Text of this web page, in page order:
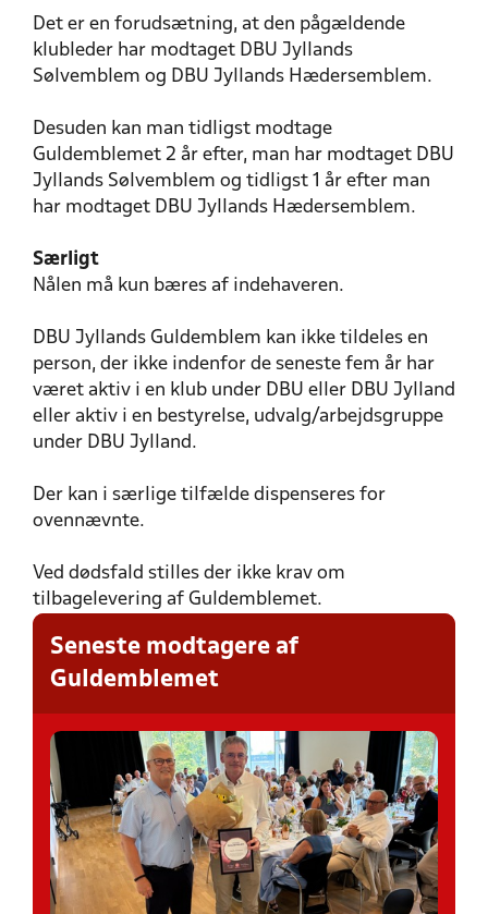
Det er en forudsætning, at den pågældende
klubleder har modtaget DBU Jyllands
Sølvemblem og DBU Jyllands Hædersemblem.
Desuden kan man tidligst modtage
Guldemblemet 2 år efter, man har modtaget DBU
Jyllands Sølvemblem og tidligst 1 år efter man
har modtaget DBU Jyllands Hædersemblem.
Særligt
Nålen må kun bæres af indehaveren.
DBU Jyllands Guldemblem kan ikke tildeles en
person, der ikke indenfor de seneste fem år har
været aktiv i en klub under DBU eller DBU Jylland
eller aktiv i en bestyrelse, udvalg/arbejdsgruppe
under DBU Jylland.
Der kan i særlige tilfælde dispenseres for
ovennævnte.
Ved dødsfald stilles der ikke krav om
tilbagelevering af Guldemblemet.
Seneste modtagere af
Guldemblemet